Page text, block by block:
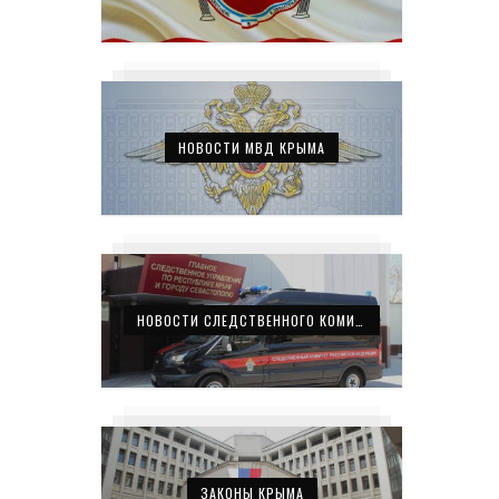
НОВОСТИ МВД КРЫМА
ЗАКОНЫ КРЫМА